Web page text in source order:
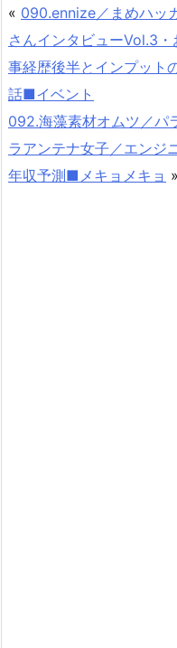
« 090.ennize／まめハッ
さんインタビューVol.3・
事経歴後半とインプット
話■イベント
092.海藻素材オムツ／パ
ラアンテナ女子／エンジ
年収予測■メキョメキョ »